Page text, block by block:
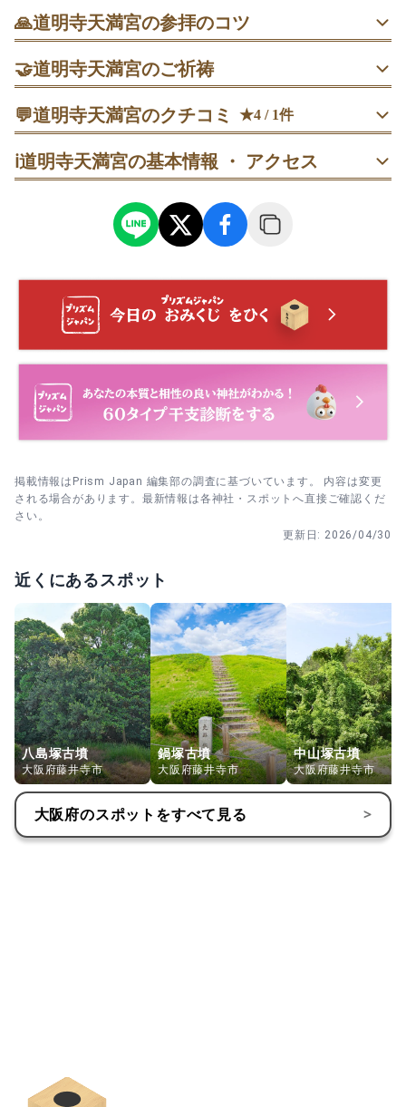
1月1〜3日 歳旦祭｜元日0:00開門。昇殿参拝ができ、社務
所は9:00〜16:30。夜明け以降は賑わいが増すため時間に余
裕を持って。
https://www.domyojitenmangu.com/faq.html
1月25日 初天神うそかえ祭｜9:00〜16:00。授与は11:00と
15:00の2回。交換の作法は案内に従い、木彫りのうそ鳥を
https://www.domyojitenmangu.com/usokae.html
2月2日 節分厄除大祭星祭（2025年）｜18:30〜19:30、豆
撒きは19:00。事前申込者の名を読み上げ厄除祈祷、梅福豆
2月25日 梅花祭（例祭）｜10:00例祭、14:00稲荷大祭。梅
の花を供えてご神慮に感謝する一日。
https://www.domyojitenmangu.com/baikasai.html
2月下旬〜3月中旬 梅まつり｜梅園で約80種800本を観賞。
入園料あり。駐車場は混み合うため公共交通の利用が安
心。https://www.domyojitenmangu.com/ume.html
祈願。筆塚前で厳かに行われます。
https://www.domyojitenmangu.com/fude.html
https://www.city.fujiidera.lg.jp/soshiki/shiminseikatsu/
7月24・25日 天神まつり｜24日宵宮19:30〜22:00、25日
本祭19:00〜22:00。みこし巡行と夜の盆踊りでにぎわい。
https://www.domyojitenmangu.com/tenjin.html
9月1日 八朔大祭（相撲大会）｜奉納子ども相撲が名物。地
域の元気を感じられる秋の行事。
4月・12月第2日曜 手づくり市｜10:00〜15:00。雑貨や飲
食の出店で境内が華やぐ年2回のマーケット。
🙏道明寺天満宮の参拝のコツ
本殿で参拝を済ませてから梅園入口へ。入園案内に従って
順路を歩き、香りを確かめたい枝には近づきすぎず静かに
鑑賞を。
沿ってゆっくりと。
本殿参拝の前後に立ち寄り、まず会釈。願いを胸に優しく
なで、最後に一礼してから授与所へ。
🤝道明寺天満宮のご祈祷
厄除祈願
厄除祈願は、厄年や災難除けを願う個人向けの祈祷。拝殿
交通安全祈願は、旅行や日常の安全を願う祈祷。拝殿で約
30分、9:00〜16:30に受付、初穂料は5,000円〜。
💬道明寺天満宮のクチコミ ★4 / 1件
訪問日： 2017/03/05
ℹ️道明寺天満宮の基本情報 ・ アクセス
掲載情報はPrism Japan 編集部の調査に基づいています。 内容は変更
される場合があります。最新情報は各神社・スポットへ直接ご確認くだ
さい。
更新日: 2026/04/30
近くにあるスポット
八島塚古墳
大阪府藤井寺市
鍋塚古墳
大阪府藤井寺市
中山塚古墳
大阪府藤井寺市
大阪府のスポットをすべて見る >